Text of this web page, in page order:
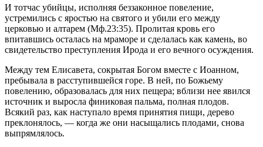
И тотчас убийцы, исполняя беззаконное повеление,
устремились с яростью на святого и убили его между
церковью и алтарем (Мф.23:35). Пролитая кровь его
впитавшись осталась на мраморе и сделалась как камень, во
свидетельство преступления Ирода и его вечного осуждения.
Между тем Елисавета, сокрытая Богом вместе с Иоанном,
пребывала в расступившейся горе. В ней, по Божьему
повелению, образовалась для них пещера; вблизи нее явился
источник и выросла финиковая пальма, полная плодов.
Всякий раз, как наступало время принятия пищи, дерево
преклонялось, — когда же они насыщались плодами, снова
выпрямлялось.